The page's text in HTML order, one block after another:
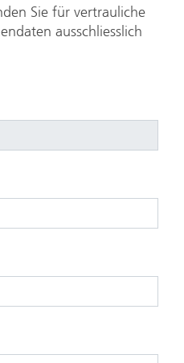
Sie für vertrauliche
ausschliesslich